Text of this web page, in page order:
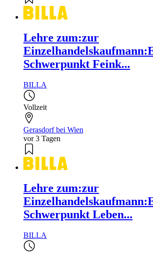
Lehre zum:zur
Schwerpunkt Feink...
BILLA
Vollzeit
Gerasdorf bei Wien
vor 3 Tagen
Lehre zum:zur
Schwerpunkt Leben...
BILLA